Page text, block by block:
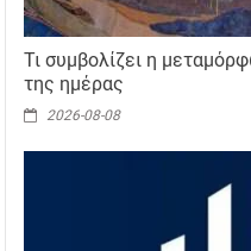
Τι συμβολίζει η
της ημέρας
2026-08-08